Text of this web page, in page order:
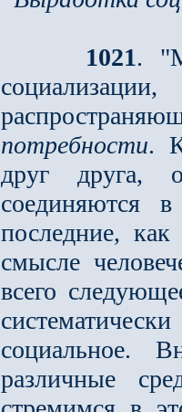
1021.
потребности.
друг друга,
соединяются
последние,
смысле
всего
социальное.
различные